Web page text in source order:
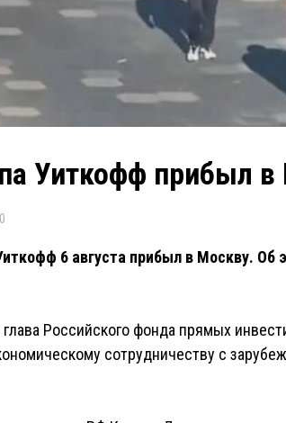
Уиткофф прибыл в
6 августа прибыл в Москву. Об
Российского фонда прямых
сотрудничеству с